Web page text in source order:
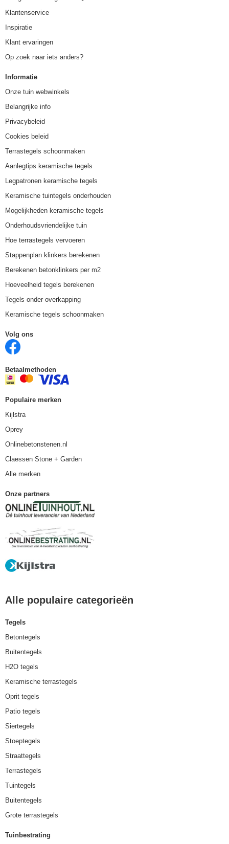
Klantenservice
Inspiratie
Klant ervaringen
Op zoek naar iets anders?
Informatie
Onze tuin webwinkels
Belangrijke info
Privacybeleid
Cookies beleid
Terrastegels schoonmaken
Aanlegtips keramische tegels
Legpatronen keramische tegels
Keramische tuintegels onderhouden
Mogelijkheden keramische tegels
Onderhoudsvriendelijke tuin
Hoe terrastegels vervoeren
Stappenplan klinkers berekenen
Berekenen betonklinkers per m2
Hoeveelheid tegels berekenen
Tegels onder overkapping
Keramische tegels schoonmaken
Volg ons
Betaalmethoden
Populaire merken
Kijlstra
Oprey
Onlinebetonstenen.nl
Claessen Stone + Garden
Alle merken
Onze partners
Alle populaire categorieën
Tegels
Betontegels
Buitentegels
H2O tegels
Keramische terrastegels
Oprit tegels
Patio tegels
Siertegels
Stoeptegels
Straattegels
Terrastegels
Tuintegels
Buitentegels
Grote terrastegels
Tuinbestrating